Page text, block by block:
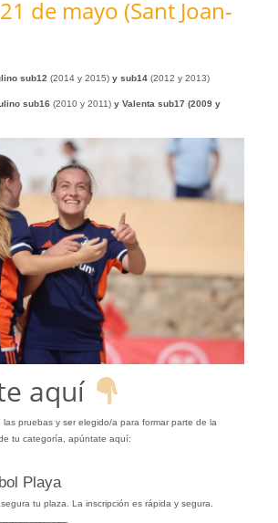
de mayo (Sant Joan-
sub12 (2014 y 2015)y sub14(2012 y 2013)
sub16 (2010 y 2011)y Valenta sub17 (2009 y
aquí
las pruebas y ser elegido/a para formar parte de la
tu categoría, apúntate aquí:
Playa
tu plaza. La inscripción es rápida y segura.